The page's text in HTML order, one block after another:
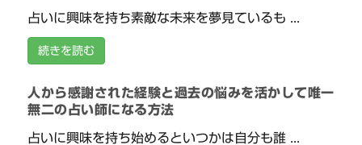
占いに興味を持ち素敵な未来を夢見ているも ...
続きを読む
人から感謝された経験と過去の悩みを活かして唯一
無二の占い師になる方法
占いに興味を持ち始めるといつかは自分も誰 ...